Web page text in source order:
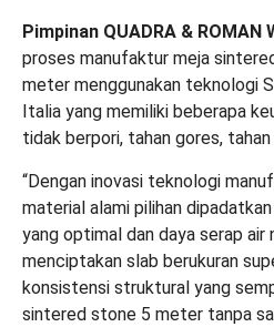
Pimpinan QUADRA & ROMAN
proses manufaktur meja
meter menggunakan teknologi
Italia yang memiliki beberapa
tidak berpori, tahan gores, tahan
“Dengan inovasi teknologi
material alami pilihan
yang optimal dan daya serap air
menciptakan slab berukuran
konsistensi struktural yang
sintered stone 5 meter tanpa